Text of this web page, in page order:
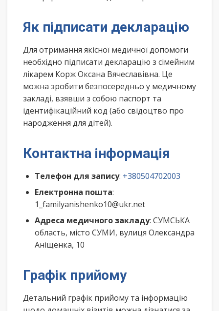
Як підписати декларацію
Для отримання якісної медичної допомоги
необхідно підписати декларацію з сімейним
лікарем Корж Оксана Вячеславівна. Це
можна зробити безпосередньо у медичному
закладі, взявши з собою паспорт та
ідентифікаційний код (або свідоцтво про
народження для дітей).
Контактна інформація
Телефон для запису: +380504702003
Електронна пошта:
1_familyanishenko10@ukr.net
Адреса медичного закладу: СУМСЬКА
область, місто СУМИ, вулиця Олександра
Аніщенка, 10
Графік прийому
Детальний графік прийому та інформацію